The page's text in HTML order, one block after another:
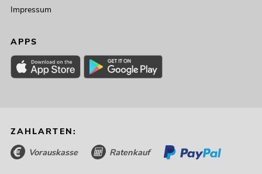
Impressum
APPS
ZAHLARTEN:
Vorauskasse Ratenkauf